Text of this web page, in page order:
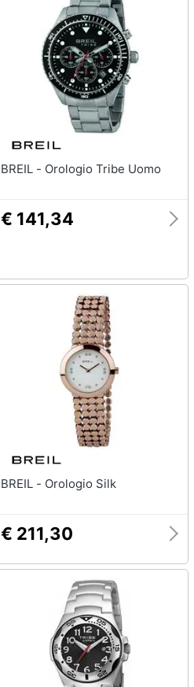
BREIL - Orologio Tribe Uomo
€ 141,34
BREIL - Orologio Silk
€ 211,30